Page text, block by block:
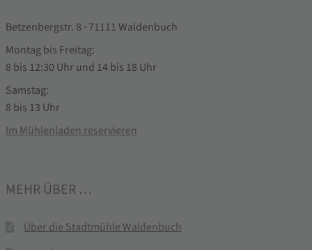
Betzenbergstr. 8 · 71111 Waldenbuch
Montag bis Freitag:
8 bis 12:30 Uhr und 14 bis 18 Uhr
Samstag:
8 bis 13 Uhr
Im Mühlenladen reservieren
MEHR ÜBER …
Über die Stadtmühle Waldenbuch